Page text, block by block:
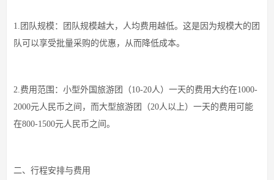
1.团队规模：团队规模越大，人均费用越低。这是因为规模大的团
队可以享受批量采购的优惠，从而降低成本。
2.费用范围：小型外国旅游团（10-20人）一天的费用大约在1000-
2000元人民币之间，而大型旅游团（20人以上）一天的费用可能
在800-1500元人民币之间。
二、行程安排与费用